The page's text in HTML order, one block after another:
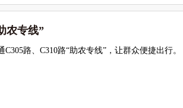
农专线”
路、C310路“助农专线”，让群众便捷出行。